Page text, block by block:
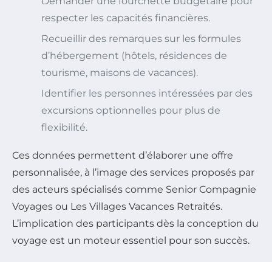
respecter les capacités financières.
Recueillir des remarques sur les formules
d’hébergement (hôtels, résidences de
tourisme, maisons de vacances).
Identifier les personnes intéressées par des
excursions optionnelles pour plus de
flexibilité.
Ces données permettent d’élaborer une offre
personnalisée, à l’image des services proposés par
des acteurs spécialisés comme Senior Compagnie
Voyages ou Les Villages Vacances Retraités.
L’implication des participants dès la conception du
voyage est un moteur essentiel pour son succès.